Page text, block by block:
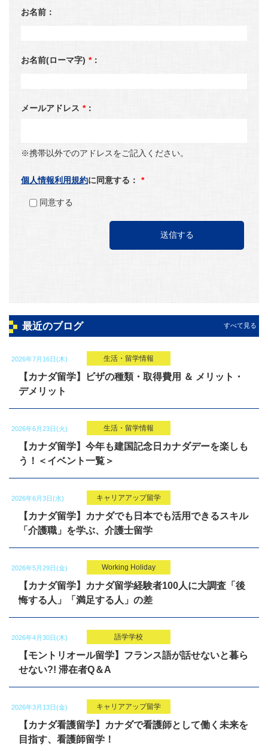
お名前：
お名前(ローマ字) *：
メールアドレス *：
※携帯以外でのアドレスをご記入ください。
個人情報利用規約に同意する： *
同意する
最近のブログ
2026年7月16日(木) 生活・留学情報
【カナダ留学】ビザの種類・取得費用 ＆ メリット・
デメリット
2026年6月23日(火) 生活・留学情報
【カナダ留学】今年も建国記念日カナダデーを楽しも
う！＜イベント一覧＞
2026年6月3日(水) キャリアアップ留学
【カナダ留学】カナダでも日本でも活用できるスキル
「介護職」を学ぶ、介護士留学
2026年5月29日(金) Working Holiday
【カナダ留学】カナダ留学経験者100人に大調査「後
悔する人」「満足する人」の差
2026年4月30日(木) 語学学校
【モントリオール留学】フランス語が話せないと暮ら
せない?! 滞在者Q＆A
2026年3月13日(金) キャリアアップ留学
【カナダ看護留学】カナダで看護師として働く未来を
目指す、看護師留学！
すべて見る